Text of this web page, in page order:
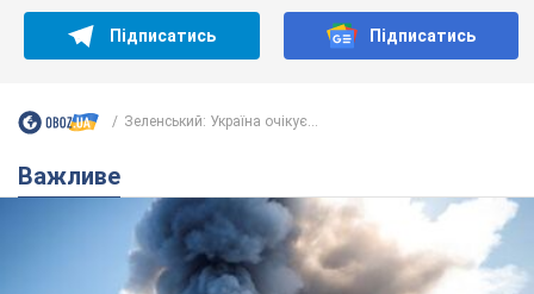
Підписатись Підписатись
Зеленський: Україна очікує...
Важливе